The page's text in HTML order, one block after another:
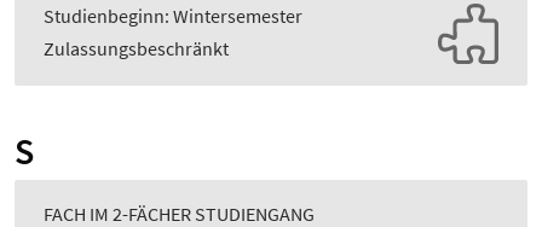
Studienbeginn: Wintersemester
Zulassungsbeschränkt
S
FACH IM 2-FÄCHER STUDIENGANG